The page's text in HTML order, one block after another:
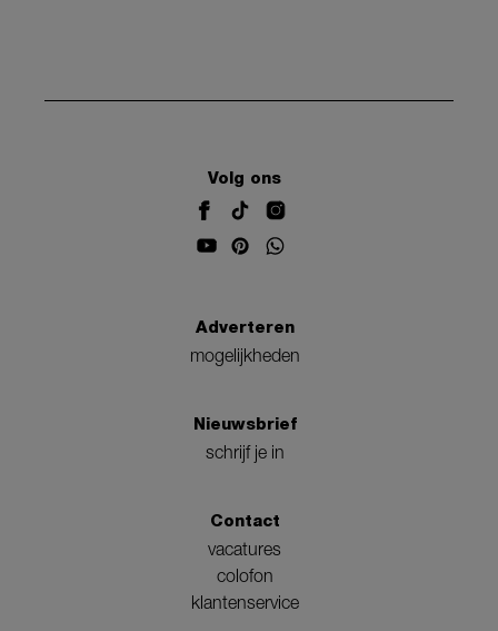
Volg ons
Adverteren
mogelijkheden
Nieuwsbrief
schrijf je in
Contact
vacatures
colofon
klantenservice